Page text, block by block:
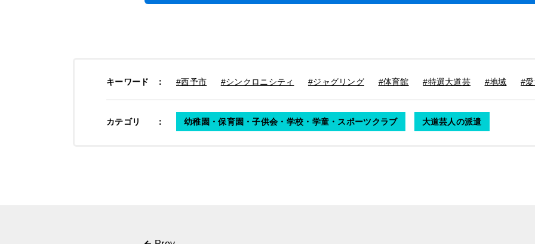
キーワード ： #西予市 #シンクロニシティ #ジャグリング #体育館 #特選大道芸 #地域 #
カテゴリ ： 幼稚園・保育園・子供会・学校・学童・スポーツクラブ 大道芸人の派遣